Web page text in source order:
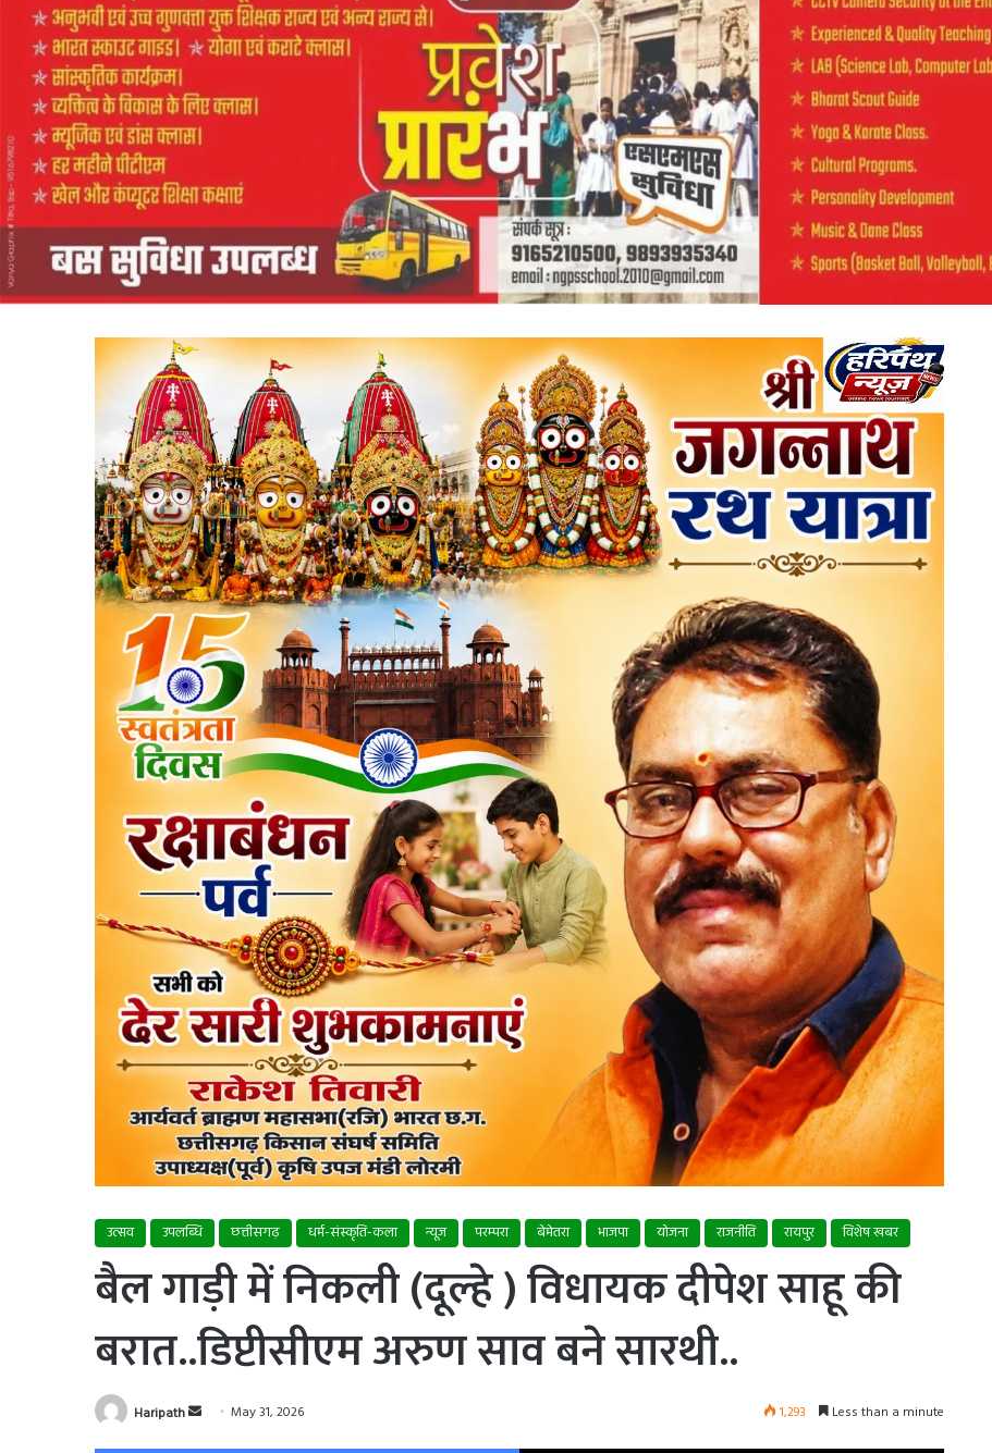
उत्सव उपलब्धि छत्तीसगढ़ धर्म-संस्कृति-कला न्यूज परम्परा बेमेतरा भाजपा योजना राजनीति रायपुर विशेष खबर
बैल गाड़ी में निकली (दूल्हे ) विधायक दीपेश साहू की
बरात..डिप्टीसीएम अरुण साव बने सारथी..
Haripath
Send May 31, 2026 1,293 Less than a minute
Facebook X